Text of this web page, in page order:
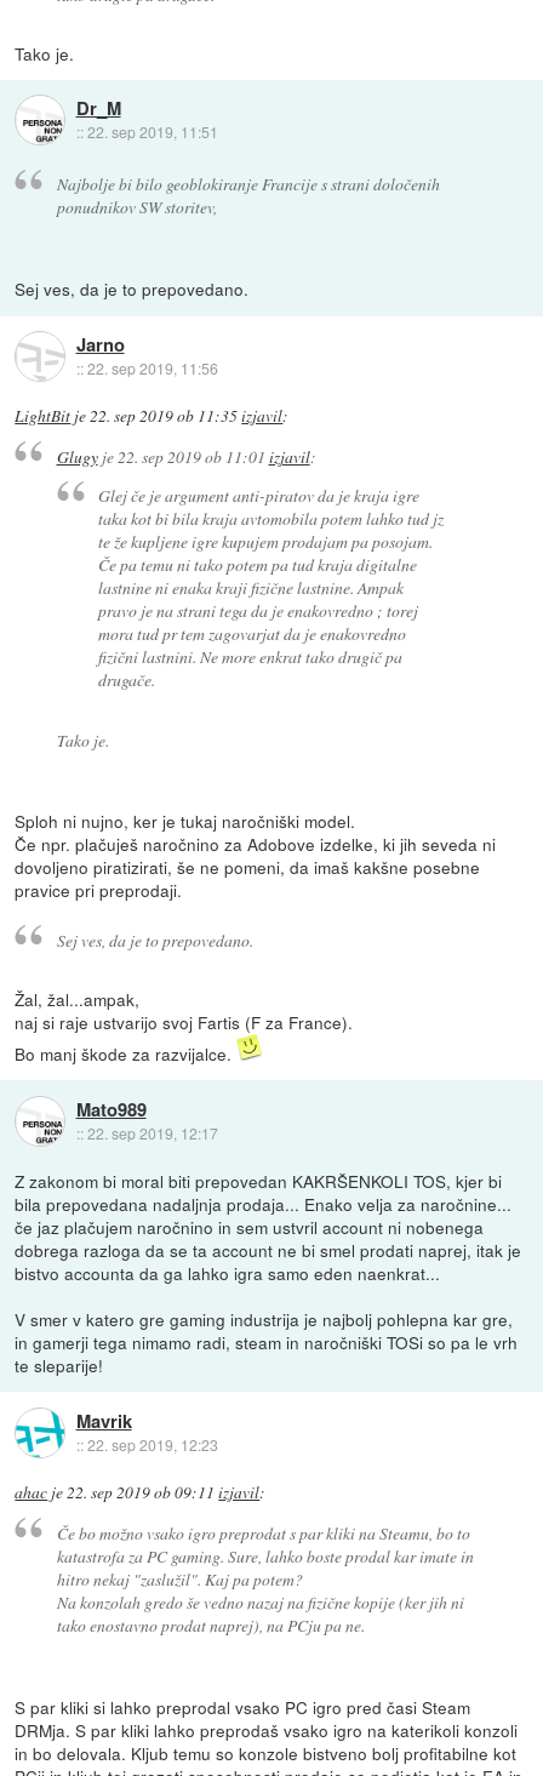
Tako je.
Dr_M
::22. sep 2019, 11:51
Najbolje bi bilo geoblokiranje Francije s strani določenih
ponudnikov SW storitev,
Sej ves, da je to prepovedano.
Jarno
::22. sep 2019, 11:56
LightBit je22. sep 2019 ob 11:35izjavil:
Glugyje 22. sep 2019 ob 11:01 izjavil:
Glej če je argument anti-piratov da je kraja igre
taka kot bi bila kraja avtomobila potem lahko tud jz
te že kupljene igre kupujem prodajam pa posojam.
Če pa temu ni tako potem pa tud kraja digitalne
lastnine ni enaka kraji fizične lastnine. Ampak
pravo je na strani tega da je enakovredno ; torej
mora tud pr tem zagovarjat da je enakovredno
fizični lastnini. Ne more enkrat tako drugič pa
drugače.
Tako je.
Sploh ni nujno, ker je tukaj naročniški model.
Če npr. plačuješ naročnino za Adobove izdelke, ki jih seveda ni
dovoljeno piratizirati, še ne pomeni, da imaš kakšne posebne
pravice pri preprodaji.
Sej ves, da je to prepovedano.
Žal, žal...ampak,
naj si raje ustvarijo svoj Fartis (F za France).
Bo manj škode za razvijalce.
Mato989
::22. sep 2019, 12:17
Z zakonom bi moral biti prepovedan KAKRŠENKOLI TOS, kjer bi
bila prepovedana nadaljnja prodaja... Enako velja za naročnine...
če jaz plačujem naročnino in sem ustvril account ni nobenega
dobrega razloga da se ta account ne bi smel prodati naprej, itak je
bistvo accounta da ga lahko igra samo eden naenkrat...
V smer v katero gre gaming industrija je najbolj pohlepna kar gre,
in gamerji tega nimamo radi, steam in naročniški TOSi so pa le vrh
te sleparije!
Mavrik
::22. sep 2019, 12:23
ahac je22. sep 2019 ob 09:11 izjavil:
Če bo možno vsako igro preprodat s par kliki na Steamu, bo to
katastrofa za PC gaming. Sure, lahko boste prodal kar imate in
hitro nekaj "zaslužil". Kaj pa potem?
Na konzolah gredo še vedno nazaj na fizične kopije (ker jih ni
tako enostavno prodat naprej), na PCju pa ne.
S par kliki si lahko preprodal vsako PC igro pred časi Steam
DRMja. S par kliki lahko preprodaš vsako igro na katerikoli konzoli
in bo delovala. Kljub temu so konzole bistveno bolj profitabilne kot